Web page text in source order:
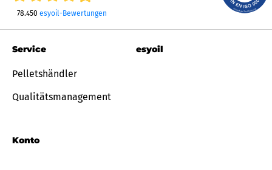
78.450 esyoil-Bewertungen
Service
Pelletshändler
Qualitätsmanagement
Konto
esyoil